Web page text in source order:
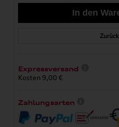
Zurück
Expressversand
Kosten 9,00 €
Zahlungsarten